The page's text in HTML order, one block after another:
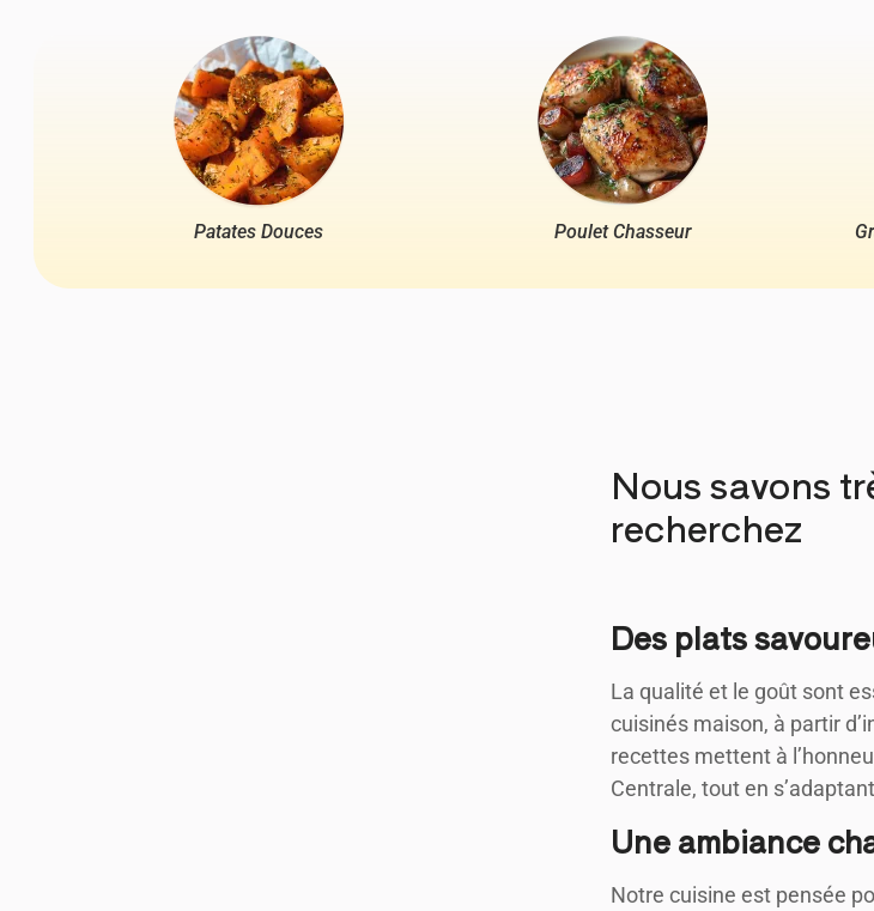
Patates Douces Poulet Chasseur
Nous savons
recherchez
Des plats
La qualité et le goût sont
cuisinés maison, à partir
recettes mettent à
Centrale, tout en
Une ambiance
Notre cuisine est pensée